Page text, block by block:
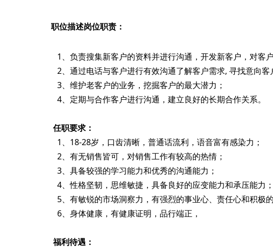
职位描述岗位职责：
1、负责搜集新客户的资料并进行沟通，开发新客户 ，对客
2、通过电话与客户进行有效沟通了解客户需求, 寻找意向客
3、维护老客户的业务，挖掘客户的最大潜力；
4、定期与合作客户进行沟通，建立良好的长期合作关系。
任职要求：
1、18-28岁，口齿清晰，普通话流利，语音富有感染力；
2、有无销售皆可 ，对销售工作有较高的热情；
3、具备较强的学习能力和优秀的沟通能力；
4、性格坚韧，思维敏捷，具备良好的应变能力和承压能力；
5、有敏锐的市场洞察力，有强烈的事业心、责任心和积极
6、身体健康，有健康证明，品行端正，
福利待遇：